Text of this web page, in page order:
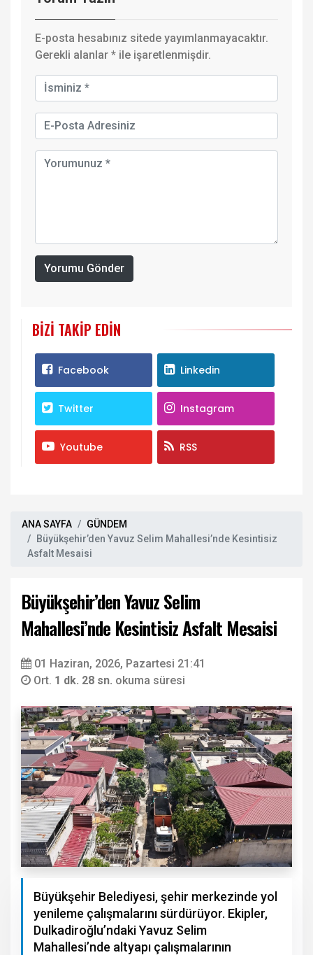
E-posta hesabınız sitede yayımlanmayacaktır.
Gerekli alanlar * ile işaretlenmişdir.
Yorumu Gönder
BIZI TAKIP EDIN
Facebook Linkedin
Twitter Instagram
Youtube RSS
ANA SAYFA
GÜNDEM
Büyükşehir’den Yavuz Selim Mahallesi’nde Kesintisiz
Asfalt Mesaisi
Büyükşehir’den Yavuz Selim
Mahallesi’nde Kesintisiz Asfalt Mesaisi
01 Haziran, 2026, Pazartesi 21:41
Ort. 1 dk. 28 sn. okuma süresi
Büyükşehir Belediyesi, şehir merkezinde yol
yenileme çalışmalarını sürdürüyor. Ekipler,
Dulkadiroğlu’ndaki Yavuz Selim
Mahallesi’nde altyapı çalışmalarının